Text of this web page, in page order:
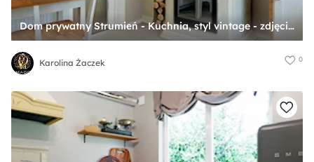
Dom prywatny Strumień - Kuchnia, styl vintage - zdjęcie od Karolina Żaczek
Karolina Żaczek 0